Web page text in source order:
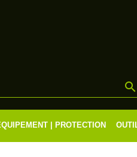

| PROTECTION